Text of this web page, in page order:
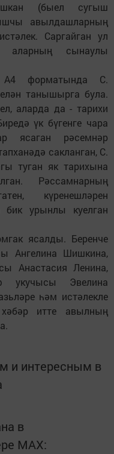
(быел сугыш
авылдашларның
Саргайган ул
аларның сынаулы
А4 форматында С.
танышырга була.
аларда да - тарихи
үк бүгенге чара
ясаган рәсемнәр
сакланган, С.
туган як тарихына
Рәссамнарның
күренешләрен
бик урынлы куелган
ясалды. Беренче
Ангелина Шишкина,
Анастасия Ленина,
Эвелина
һәм истәлекле
итте авылның
и интересным в
в
MАХ: